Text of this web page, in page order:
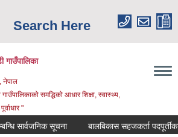
Search Here
गाउँपालिका
नेपाल
समद्धिको आधार शिक्षा, स्‍वास्‍थ्‍य,
"
सूचना बालबिकास सहजकर्ता पदपूर्तीका